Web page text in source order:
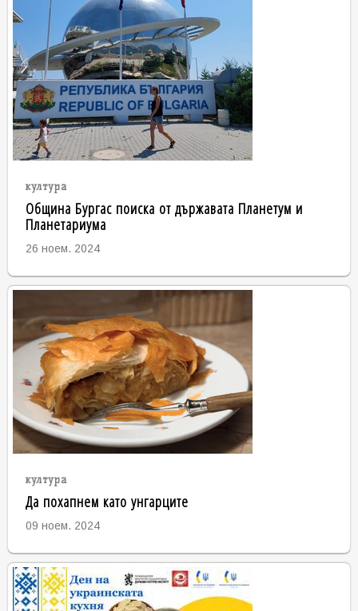
култура
Община Бургас поиска от държавата Планетум и
Планетариума
26 ноем. 2024
култура
Да похапнем като унгарците
09 ноем. 2024